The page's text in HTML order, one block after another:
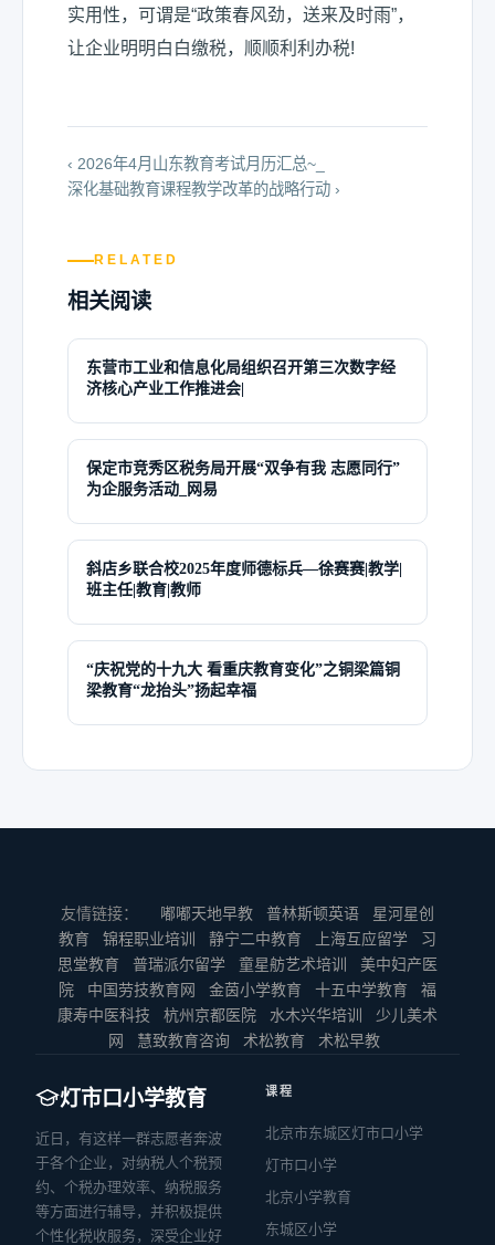
实用性，可谓是“政策春风劲，送来及时雨”，
让企业明明白白缴税，顺顺利利办税!
‹ 2026年4月山东教育考试月历汇总~_
深化基础教育课程教学改革的战略行动 ›
RELATED
相关阅读
东营市工业和信息化局组织召开第三次数字经
济核心产业工作推进会|
保定市竞秀区税务局开展“双争有我 志愿同行”
为企服务活动_网易
斜店乡联合校2025年度师德标兵—徐赛赛|教学|
班主任|教育|教师
“庆祝党的十九大 看重庆教育变化”之铜梁篇铜
梁教育“龙抬头”扬起幸福
友情链接： 嘟嘟天地早教 普林斯顿英语
星河星创
教育
锦程职业培训 静宁二中教育 上海互应留学
习
思堂教育
普瑞派尔留学 童星舫艺术培训
美中妇产医
院
中国劳技教育网 金茵小学教育 十五中学教育
福
康寿中医科技
杭州京都医院 水木兴华培训
少儿美术
网
慧致教育咨询 术松教育 术松早教
灯市口小学教育
近日，有这样一群志愿者奔波
于各个企业，对纳税人个税预
约、个税办理效率、纳税服务
等方面进行辅导，并积极提供
个性化税收服务，深受企业好
课程
北京市东城区灯市口小学
灯市口小学
北京小学教育
东城区小学